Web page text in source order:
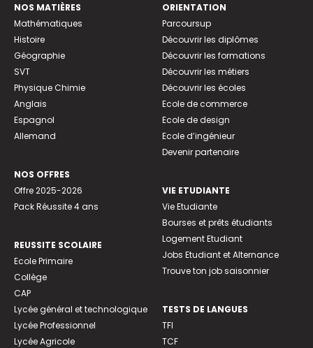
NOS MATIÈRES
Mathématiques
Histoire
Géographie
SVT
Physique Chimie
Anglais
Espagnol
Allemand
NOS OFFRES
Offre 2025-2026
Pack Réussite 4 ans
REUSSITE SCOLAIRE
Ecole Primaire
Collège
CAP
Lycée général et technologique
Lycée Professionnel
Lycée Agricole
ORIENTATION
Parcoursup
Découvrir les diplômes
Découvrir les formations
Découvrir les métiers
Découvrir les écoles
Ecole de commerce
Ecole de design
Ecole d’ingénieur
Devenir partenaire
VIE ETUDIANTE
Vie Etudiante
Bourses et prêts étudiants
Logement Etudiant
Jobs Etudiant et Alternance
Trouve ton job saisonnier
TESTS DE LANGUES
TFI
TCF